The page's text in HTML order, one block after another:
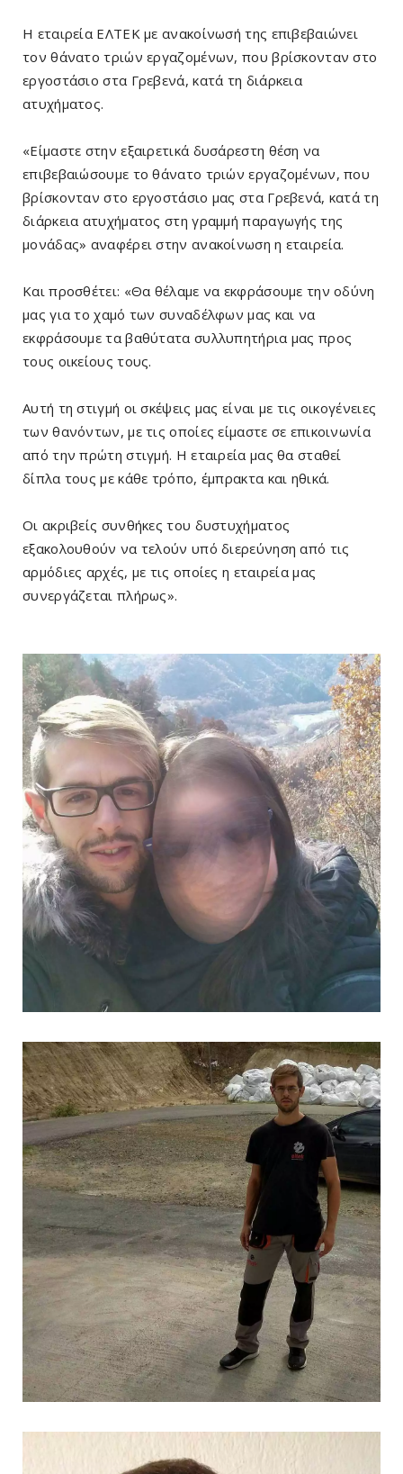
Η εταιρεία ΕΛΤΕΚ με ανακοίνωσή της επιβεβαιώνει
τον θάνατο τριών εργαζομένων, που βρίσκονταν στο
εργοστάσιο στα Γρεβενά, κατά τη διάρκεια
ατυχήματος.
«Είμαστε στην εξαιρετικά δυσάρεστη θέση να
επιβεβαιώσουμε το θάνατο τριών εργαζομένων, που
βρίσκονταν στο εργοστάσιο μας στα Γρεβενά, κατά τη
διάρκεια ατυχήματος στη γραμμή παραγωγής της
μονάδας» αναφέρει στην ανακοίνωση η εταιρεία.
Και προσθέτει: «Θα θέλαμε να εκφράσουμε την οδύνη
μας για το χαμό των συναδέλφων μας και να
εκφράσουμε τα βαθύτατα συλλυπητήρια μας προς
τους οικείους τους.
Αυτή τη στιγμή οι σκέψεις μας είναι με τις οικογένειες
των θανόντων, με τις οποίες είμαστε σε επικοινωνία
από την πρώτη στιγμή. Η εταιρεία μας θα σταθεί
δίπλα τους με κάθε τρόπο, έμπρακτα και ηθικά.
Οι ακριβείς συνθήκες του δυστυχήματος
εξακολουθούν να τελούν υπό διερεύνηση από τις
αρμόδιες αρχές, με τις οποίες η εταιρεία μας
συνεργάζεται πλήρως».